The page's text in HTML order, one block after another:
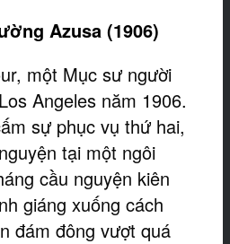
Azusa (1906)
một Mục sư người
Angeles năm 1906.
sự phục vụ thứ hai,
tại một ngôi
cầu nguyện kiên
giáng xuống cách
đám đông vượt quá